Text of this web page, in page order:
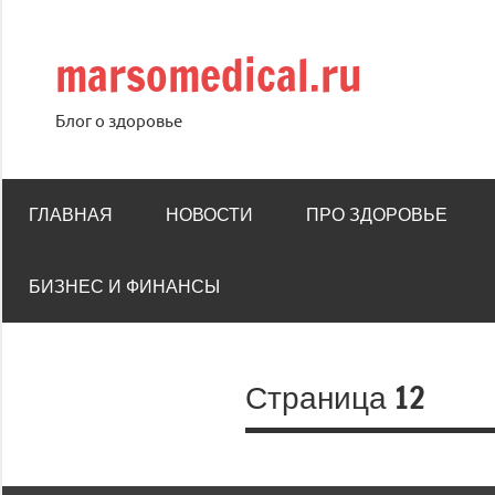
содержимому
marsomedical.ru
Блог о здоровье
ГЛАВНАЯ НОВОСТИ ПРО ЗДОРОВЬЕ
БИЗНЕС И ФИНАНСЫ
Страница 12